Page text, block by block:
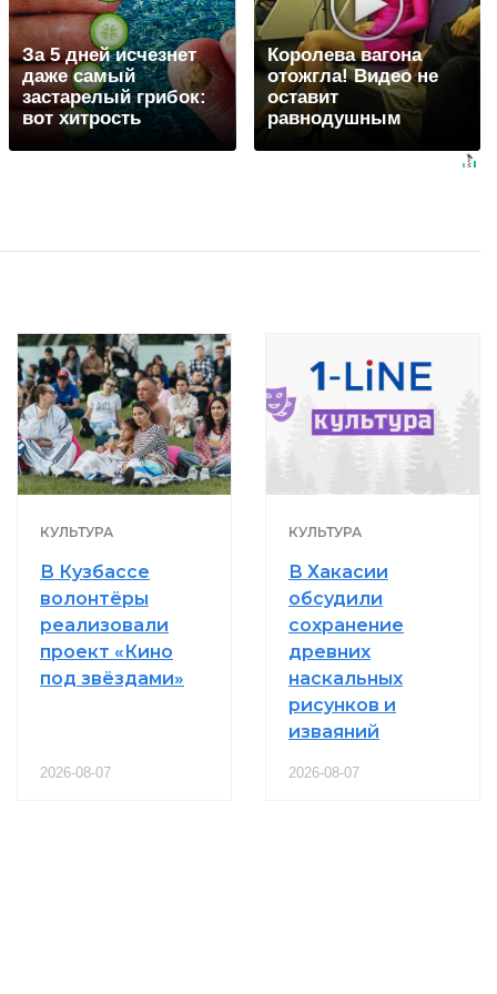
За 5 дней исчезнет
даже самый
застарелый грибок:
вот хитрость
Королева вагона
отожгла! Видео не
оставит
равнодушным
КУЛЬТУРА
В Кузбассе
волонтёры
реализовали
проект «Кино
под звёздами»
2026-08-07
КУЛЬТУРА
В Хакасии
обсудили
сохранение
древних
наскальных
рисунков и
изваяний
2026-08-07